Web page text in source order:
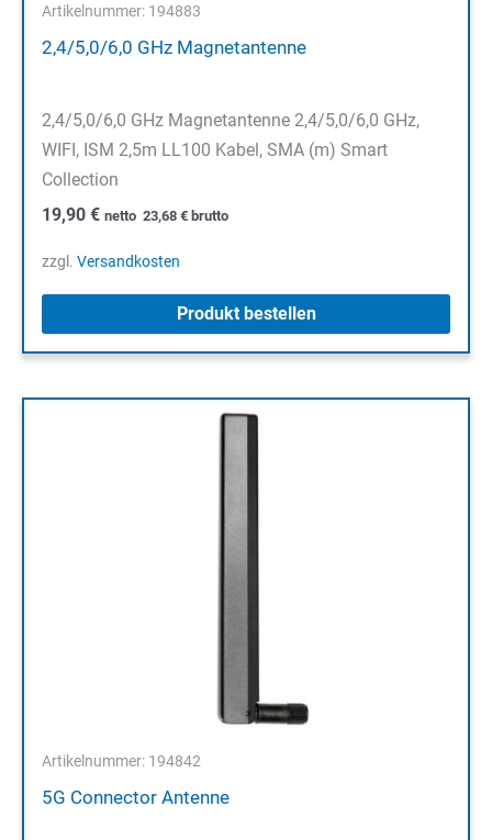
Artikelnummer: 194883
2,4/5,0/6,0 GHz Magnetantenne
2,4/5,0/6,0 GHz Magnetantenne 2,4/5,0/6,0 GHz,
WIFI, ISM 2,5m LL100 Kabel, SMA (m) Smart
Collection
19,90 € netto 23,68 € brutto
zzgl. Versandkosten
Produkt bestellen
Artikelnummer: 194842
5G Connector Antenne